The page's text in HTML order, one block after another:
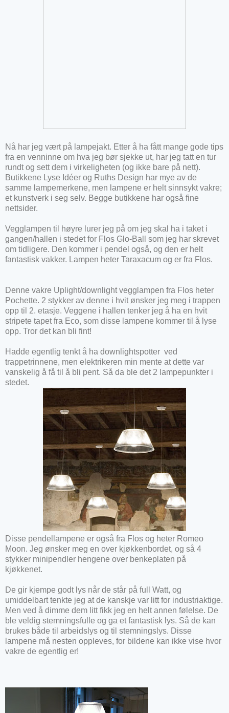
Nå har jeg vært på lampejakt. Etter å ha fått mange gode tips
fra en venninne om hva jeg bør sjekke ut, har jeg tatt en tur
rundt og sett dem i virkeligheten (og ikke bare på nett).
Butikkene Lyse Idéer og Ruths Design har mye av de
samme lampemerkene, men lampene er helt sinnsykt vakre;
et kunstverk i seg selv. Begge butikkene har også fine
nettsider.
Vegglampen til høyre lurer jeg på om jeg skal ha i taket i
gangen/hallen i stedet for Flos Glo-Ball som jeg har skrevet
om tidligere. Den kommer i pendel også, og den er helt
fantastisk vakker. Lampen heter Taraxacum og er fra Flos.
Denne vakre Uplight/downlight vegglampen fra Flos heter
Pochette. 2 stykker av denne i hvit ønsker jeg meg i trappen
opp til 2. etasje. Veggene i hallen tenker jeg å ha en hvit
stripete tapet fra Eco, som disse lampene kommer til å lyse
opp. Tror det kan bli fint!
Hadde egentlig tenkt å ha downlightspotter ved
trappetrinnene, men elektrikeren min mente at dette var
vanskelig å få til å bli pent. Så da ble det 2 lampepunkter i
stedet.
Disse pendellampene er også fra Flos og heter Romeo
Moon. Jeg ønsker meg en over kjøkkenbordet, og så 4
stykker minipendler hengene over benkeplaten på
kjøkkenet.
De gir kjempe godt lys når de står på full Watt, og
umiddelbart tenkte jeg at de kanskje var litt for industriaktige.
Men ved å dimme dem litt fikk jeg en helt annen følelse. De
ble veldig stemningsfulle og ga et fantastisk lys. Så de kan
brukes både til arbeidslys og til stemningslys. Disse
lampene må nesten oppleves, for bildene kan ikke vise hvor
vakre de egentlig er!